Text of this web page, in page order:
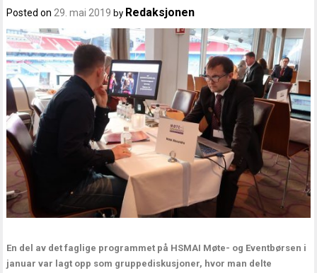
Posted on29. mai 2019 by Redaksjonen
En del av det faglige programmet på HSMAI Møte- og Eventbørsen i
januar var lagt opp som gruppediskusjoner, hvor man delte